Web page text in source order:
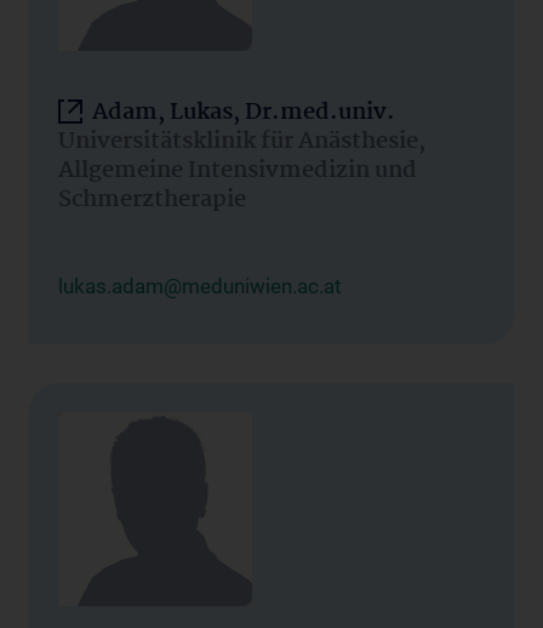
Adam, Lukas, Dr.med.univ.
Universitätsklinik für Anästhesie,
Allgemeine Intensivmedizin und
Schmerztherapie
lukas.adam@meduniwien.ac.at